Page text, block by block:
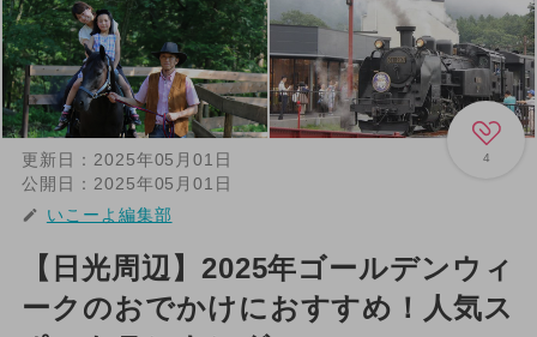
4
更新日： 2025年05月01日
公開日： 2025年05月01日
いこーよ編集部
【日光周辺】2025年ゴールデンウィ
ークのおでかけにおすすめ！人気ス